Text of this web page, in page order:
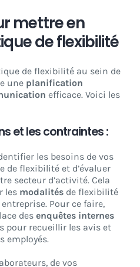
mettre en
de flexibilité
de flexibilité au sein de
une planification
efficace. Voici les
et les contraintes :
les besoins de vos
de flexibilité et d’évaluer
secteur d’activité. Cela
les modalités de flexibilité
Pour ce faire,
des enquêtes internes
pour recueillir les avis et
employés.
de vos